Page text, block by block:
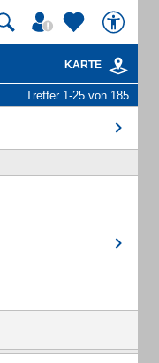
KARTE
Treffer 1-25 von 185